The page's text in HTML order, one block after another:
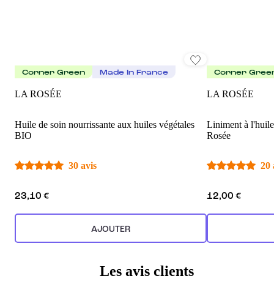
Corner Green Made In France
LA ROSÉE
Huile de soin nourrissante aux huiles végétales
BIO
30 avis
23,10 €
AJOUTER
Corner
LA ROSÉE
Liniment à
Rosée
20
12,00 €
Les avis clients